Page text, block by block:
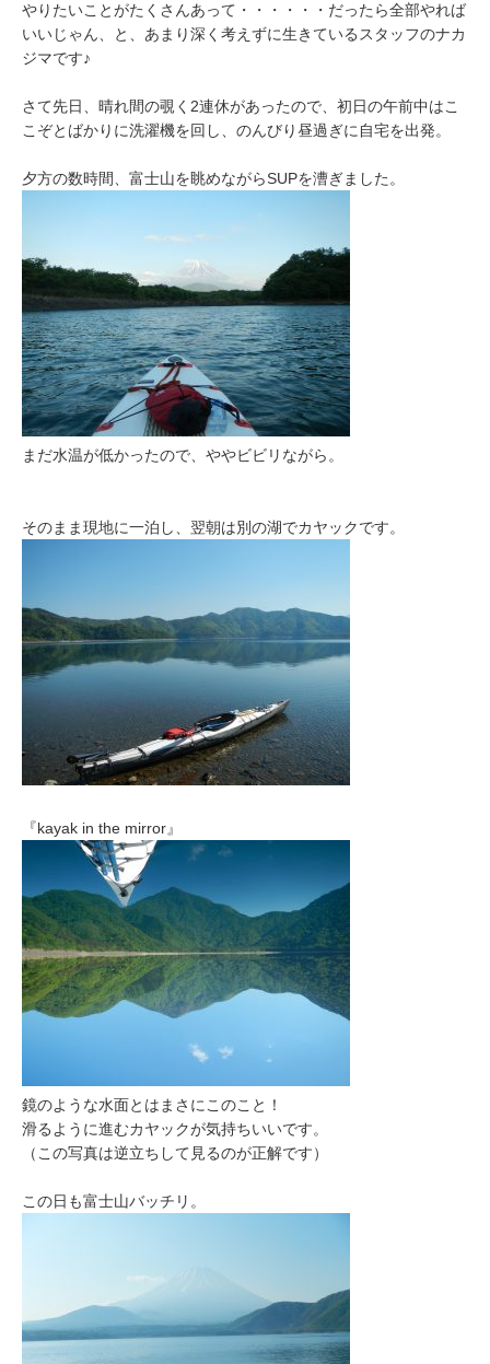
やりたいことがたくさんあって・・・・・・だったら全部やれば
いいじゃん、と、あまり深く考えずに生きているスタッフのナカ
ジマです♪
さて先日、晴れ間の覗く2連休があったので、初日の午前中はこ
こぞとばかりに洗濯機を回し、のんびり昼過ぎに自宅を出発。
夕方の数時間、富士山を眺めながらSUPを漕ぎました。
まだ水温が低かったので、ややビビリながら。
そのまま現地に一泊し、翌朝は別の湖でカヤックです。
『kayak in the mirror』
鏡のような水面とはまさにこのこと！
滑るように進むカヤックが気持ちいいです。
（この写真は逆立ちして見るのが正解です）
この日も富士山バッチリ。